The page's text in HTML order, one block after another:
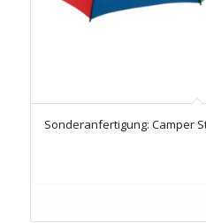
Sonderanfertigung: Camper